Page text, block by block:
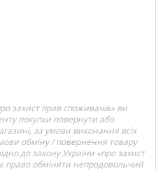
захист прав споживачів» ви
покупки повернути або
за умови виконання всіх
обміну / повернення товару
до закону України «про захист
право обміняти непродовольчий